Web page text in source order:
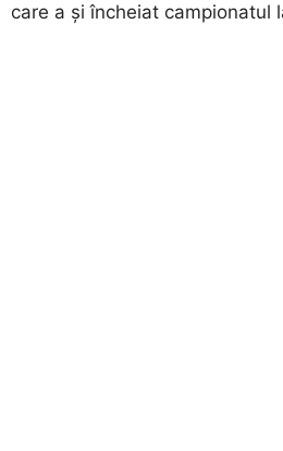
care a și încheiat campionatul